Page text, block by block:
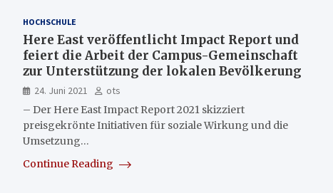
HOCHSCHULE
Here East veröffentlicht Impact Report und
feiert die Arbeit der Campus-Gemeinschaft
zur Unterstützung der lokalen Bevölkerung
24. Juni 2021
ots
– Der Here East Impact Report 2021 skizziert
preisgekrönte Initiativen für soziale Wirkung und die
Umsetzung…
Continue Reading